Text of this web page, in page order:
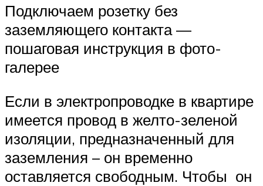
Подключаем розетку без
заземляющего контакта —
пошаговая инструкция в фото-
галерее
Если в электропроводке в квартире
имеется провод в желто-зеленой
изоляции, предназначенный для
заземления – он временно
оставляется свободным. Чтобы он